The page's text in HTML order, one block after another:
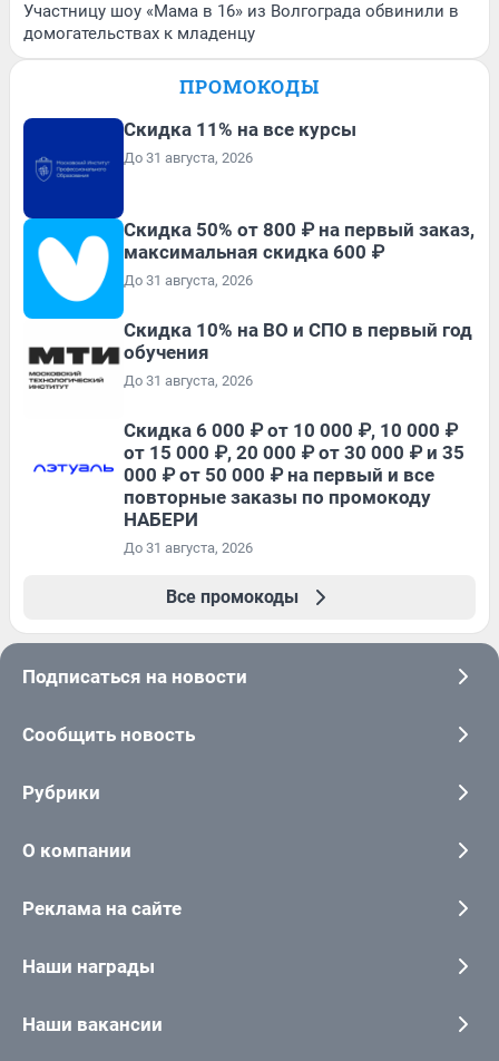
Участницу шоу «Мама в 16» из Волгограда обвинили в
домогательствах к младенцу
ПРОМОКОДЫ
Скидка 11% на все курсы
До 31 августа, 2026
Скидка 50% от 800 ₽ на первый заказ,
максимальная скидка 600 ₽
До 31 августа, 2026
Скидка 10% на ВО и СПО в первый год
обучения
До 31 августа, 2026
Скидка 6 000 ₽ от 10 000 ₽, 10 000 ₽
от 15 000 ₽, 20 000 ₽ от 30 000 ₽ и 35
000 ₽ от 50 000 ₽ на первый и все
повторные заказы по промокоду
НАБЕРИ
До 31 августа, 2026
Все промокоды
Подписаться на новости
Сообщить новость
Рубрики
О компании
Реклама на сайте
Наши награды
Наши вакансии